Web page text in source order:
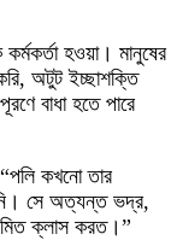
হওয়া। মানুষের
অটুট ইচ্ছাশক্তি
বাধা হতে পারে
কখনো তার
সে অত্যন্ত ভদ্র,
ক্লাস করত।”